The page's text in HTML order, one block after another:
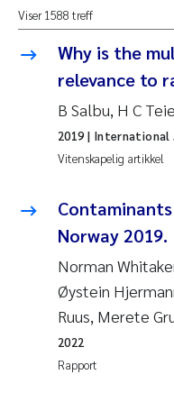
2024
2023
2021
2020
2019
2018
Yan Lin
Kristina Øie
Areti Balkoni
Marianne Stave
Charles Patrick
Eirin Aasland
Andy Stock
Julia Szulecka
Viser 1588 treff
Why is the
relevance to
B Salbu, H C
Vitenskapelig artikkel
2019| International
Norway 2019.
Norman
Øystein
Ruus, Merete
Rapport
2022